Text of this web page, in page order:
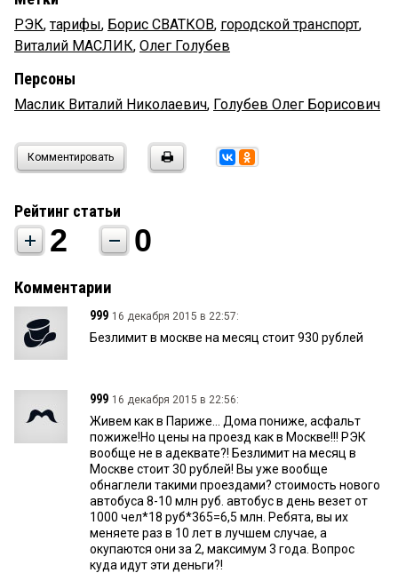
РЭК,тарифы, Борис СВАТКОВ, городской транспорт,
Виталий МАСЛИК, Олег Голубев
Персоны
Маслик Виталий Николаевич, Голубев Олег Борисович
Комментировать
Рейтинг статьи
2 0
Комментарии
999 16 декабря 2015 в 22:57:
Безлимит в москве на месяц стоит 930 рублей
999 16 декабря 2015 в 22:56:
Живем как в Париже... Дома пониже, асфальт
пожиже!Но цены на проезд как в Москве!!! РЭК
вообще не в адеквате?! Безлимит на месяц в
Москве стоит 30 рублей! Вы уже вообще
обнаглели такими проездами? стоимость нового
автобуса 8-10 млн руб. автобус в день везет от
1000 чел*18 руб*365=6,5 млн. Ребята, вы их
меняете раз в 10 лет в лучшем случае, а
окупаются они за 2, максимум 3 года. Вопрос
куда идут эти деньги?!